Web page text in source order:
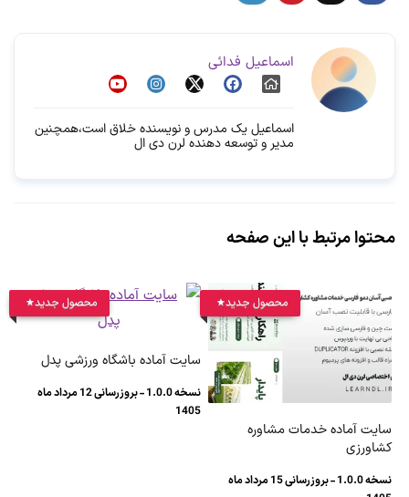
اسماعیل فدائی
اسماعیل یک مدرس و نویسنده خلاق است،همچنین
مدیر و توسعه دهنده لرن دی ال
محتوا مرتبط با این صفحه
محصول جدید
سایت آماده خدمات مشاوره
کشاورزی
نسخه 1.0.0 - بروزرسانی 15 مرداد ماه
محصول جدید
سایت آماده باشگاه ورزشی پدل
نسخه 1.0.0 - بروزرسانی 12 مرداد ماه
1405